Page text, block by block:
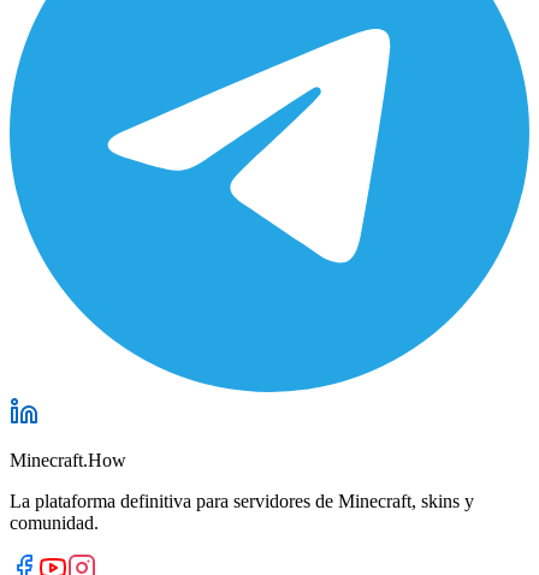
Minecraft.How
La plataforma definitiva para servidores de Minecraft, skins y
comunidad.